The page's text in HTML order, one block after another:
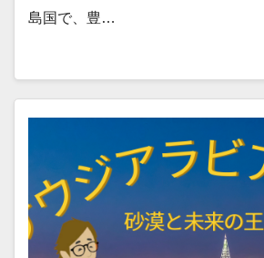
島国で、豊…